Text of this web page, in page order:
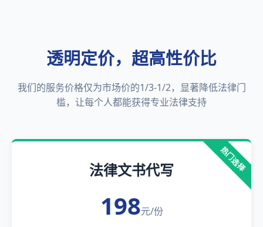
透明定价，超高性价比
我们的服务价格仅为市场价的1/3-1/2，显著降低法律门
槛，让每个人都能获得专业法律支持
热门选择
法律文书代写
198元/份